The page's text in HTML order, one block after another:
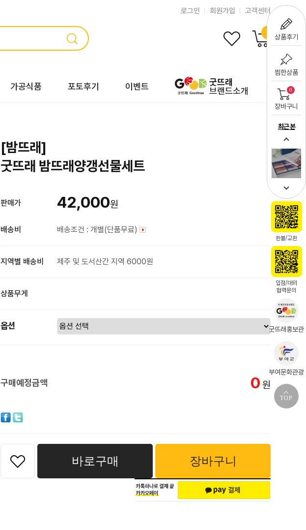
상품후기
찜한상품
0
장바구니
최근 본
환불/교환
입점/대외
협력문의
굿뜨래홍보관
부여문화관광
TOP
로그인 회원가입 고객센터
가공식품 포토후기 이벤트
굿뜨래
브랜드소개
[밤뜨래]
굿뜨래 밤뜨래양갱선물세트
판매가 42,000원
배송비 배송조건 : 개별(단품무료)
지역별 배송비 제주 및 도서산간 지역 6000원
상품무게
옵션
구매예정금액 0 원
바로구매 장바구니